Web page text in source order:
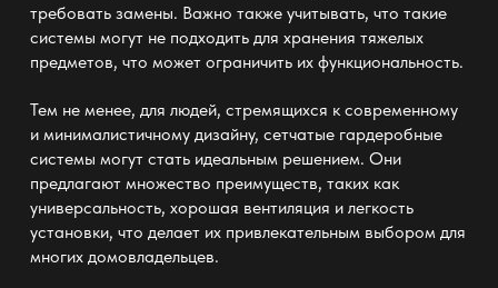
требовать замены. Важно также учитывать, что такие
системы могут не подходить для хранения тяжелых
предметов, что может ограничить их функциональность.
Тем не менее, для людей, стремящихся к современному
и минималистичному дизайну, сетчатые гардеробные
системы могут стать идеальным решением. Они
предлагают множество преимуществ, таких как
универсальность, хорошая вентиляция и легкость
установки, что делает их привлекательным выбором для
многих домовладельцев.